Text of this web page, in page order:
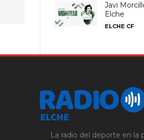
Javi
Elche
ELCHE CF
La radio del deporte en la